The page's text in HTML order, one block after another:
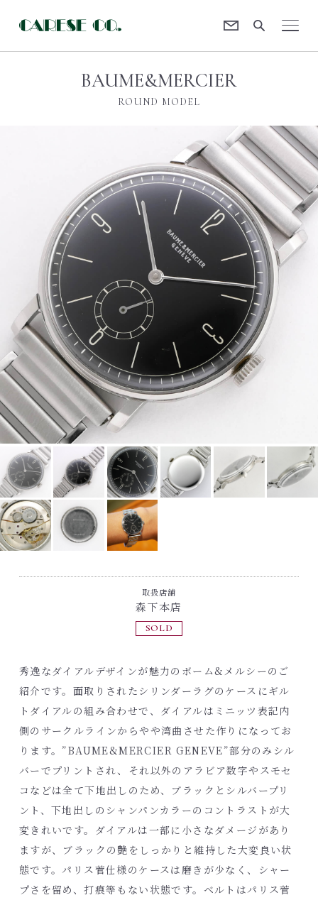
BAUME&MERCIER
ROUND MODEL
取扱店舗
森下本店
SOLD
秀逸なダイアルデザインが魅力のボーム&メルシーのご
紹介です。面取りされたシリンダーラグのケースにギル
トダイアルの組み合わせで、ダイアルはミニッツ表記内
側のサークルラインからやや湾曲させた作りになってお
ります。”BAUME&MERCIER GENEVE”部分のみシル
バーでプリントされ、それ以外のアラビア数字やスモセ
コなどは全て下地出しのため、ブラックとシルバープリ
ント、下地出しのシャンパンカラーのコントラストが大
変きれいです。ダイアルは一部に小さなダメージがあり
ますが、ブラックの艶をしっかりと維持した大変良い状
態です。パリス菅仕様のケースは磨きが少なく、シャー
プさを留め、打痕等もない状態です。ベルトはパリス菅